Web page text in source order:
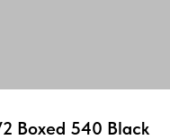
Boxed 540 Black